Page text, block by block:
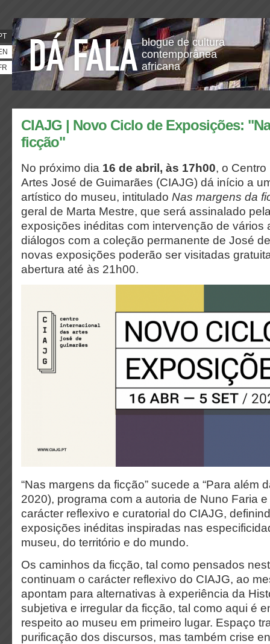
blogue de cultura
contemporânea
africana
CIAJG | Novo Ciclo de Exposições:
ficção"
No próximo dia 16 de abril, às 17h00, o
Artes José de Guimarães (CIAJG) dá início a
artístico do museu, intitulado Nas margens da
geral de Marta Mestre, que será assinalado
exposições inéditas com intervenção de vários
diálogos com a coleção permanente de José
novas exposições poderão ser visitadas
abertura até às 21h00.
“Nas margens da ficção” sucede a “Para além
2020), programa com a autoria de Nuno Faria
carácter reflexivo e curatorial do CIAJG,
exposições inéditas inspiradas nas
museu, do território e do mundo.
Os caminhos da ficção, tal como pensados
continuam o carácter reflexivo do CIAJG, ao
apontam para alternativas à experiência da
subjetiva e irregular da ficção, tal como aqui é
respeito ao museu em primeiro lugar. Espaço
purificação dos discursos, mas também crise